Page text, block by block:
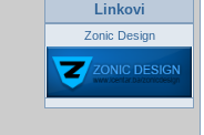
Linkovi
Zonic Design